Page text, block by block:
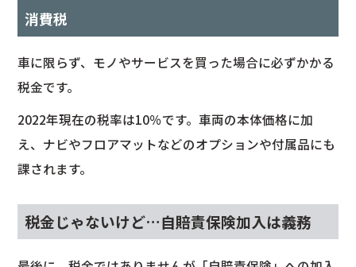
消費税
車に限らず、モノやサービスを買った場合に必ずかかる
税金です。
2022年現在の税率は10％です。車両の本体価格に加
え、ナビやフロアマットなどのオプションや付属品にも
課されます。
税金じゃないけど…自賠責保険加入は義務